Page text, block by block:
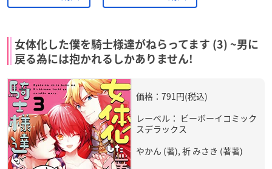
女体化した僕を騎士様達がねらってます (3) ~男に
戻る為には抱かれるしかありません!
価格：791円(税込)
レーベル： ビーボーイコミック
スデラックス
やかん (著), 祈 みさき (著著)